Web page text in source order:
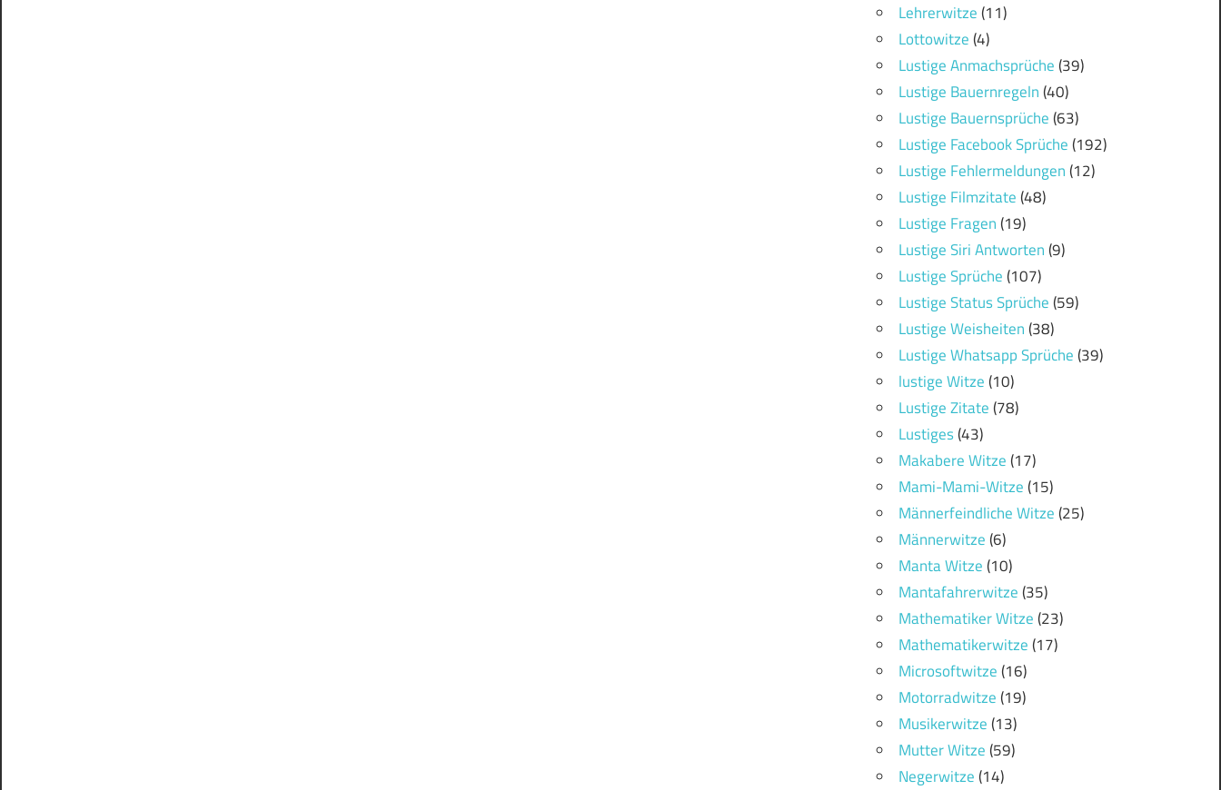
Lehrerwitze(11)
Lottowitze(4)
Lustige Anmachsprüche(39)
Lustige Bauernregeln(40)
Lustige Bauernsprüche(63)
Lustige Facebook Sprüche(192)
Lustige Fehlermeldungen(12)
Lustige Filmzitate(48)
Lustige Fragen(19)
Lustige Siri Antworten(9)
Lustige Sprüche(107)
Lustige Status Sprüche(59)
Lustige Weisheiten(38)
Lustige Whatsapp Sprüche(39)
lustige Witze(10)
Lustige Zitate(78)
Lustiges(43)
Makabere Witze(17)
Mami-Mami-Witze(15)
Männerfeindliche Witze(25)
Männerwitze(6)
Manta Witze(10)
Mantafahrerwitze(35)
Mathematiker Witze(23)
Mathematikerwitze(17)
Microsoftwitze(16)
Motorradwitze(19)
Musikerwitze(13)
Mutter Witze(59)
Negerwitze(14)